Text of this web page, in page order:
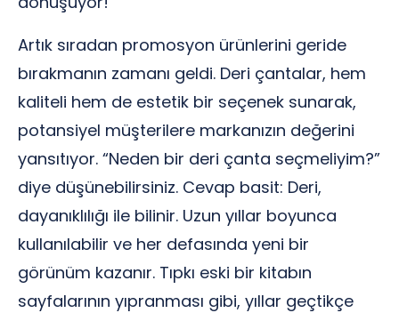
Artık sıradan promosyon ürünlerini geride
bırakmanın zamanı geldi. Deri çantalar, hem
kaliteli hem de estetik bir seçenek sunarak,
potansiyel müşterilere markanızın değerini
yansıtıyor. “Neden bir deri çanta seçmeliyim?”
diye düşünebilirsiniz. Cevap basit: Deri,
dayanıklılığı ile bilinir. Uzun yıllar boyunca
kullanılabilir ve her defasında yeni bir
görünüm kazanır. Tıpkı eski bir kitabın
sayfalarının yıpranması gibi, yıllar geçtikçe